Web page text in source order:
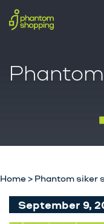
Home> Phantom siker
September 9,